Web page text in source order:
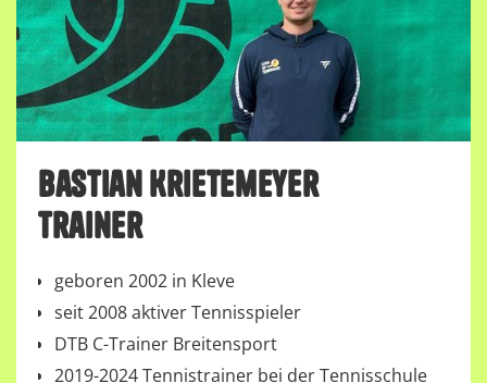
Bastian Krietemeyer
Trainer
geboren 2002 in Kleve
seit 2008 aktiver Tennisspieler
DTB C-Trainer Breitensport
2019-2024 Tennistrainer bei der Tennisschule